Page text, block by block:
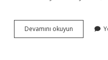
Devamını okuyun Portekizce
Kolay